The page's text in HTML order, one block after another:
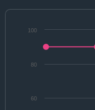
60
80
100